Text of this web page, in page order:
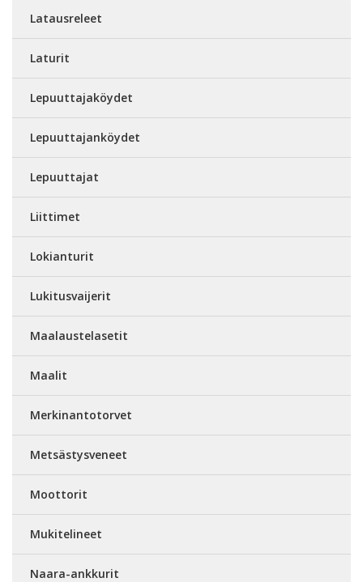
Latausreleet
Laturit
Lepuuttajaköydet
Lepuuttajanköydet
Lepuuttajat
Liittimet
Lokianturit
Lukitusvaijerit
Maalaustelasetit
Maalit
Merkinantotorvet
Metsästysveneet
Moottorit
Mukitelineet
Naara-ankkurit